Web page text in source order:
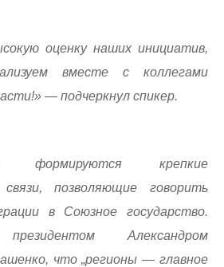
оценку наших инициатив,
вместе с коллегами
— подчеркнул спикер.
крепкие
связи, позволяющие говорить
в Союзное государство.
Александром
что „регионы — главное